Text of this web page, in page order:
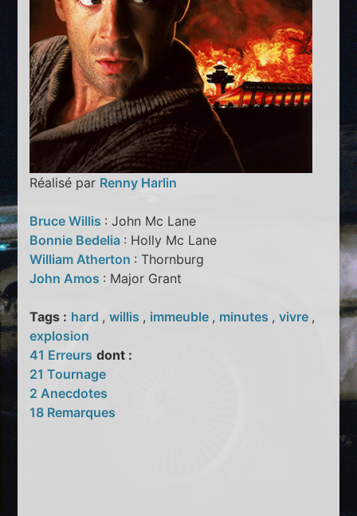
Réalisé par Renny Harlin
Bruce Willis : John Mc Lane
Bonnie Bedelia : Holly Mc Lane
William Atherton : Thornburg
John Amos : Major Grant
Tags : hard ,willis , immeuble , minutes ,vivre ,
explosion
41 Erreurs dont :
21 Tournage
2 Anecdotes
18 Remarques